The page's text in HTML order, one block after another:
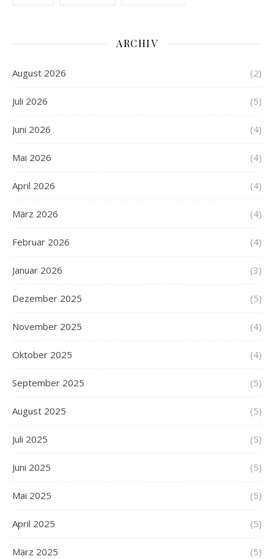
ARCHIV
August 2026 (2)
Juli 2026 (5)
Juni 2026 (4)
Mai 2026 (4)
April 2026 (4)
März 2026 (4)
Februar 2026 (4)
Januar 2026 (3)
Dezember 2025 (5)
November 2025 (4)
Oktober 2025 (4)
September 2025 (5)
August 2025 (5)
Juli 2025 (5)
Juni 2025 (5)
Mai 2025 (5)
April 2025 (5)
März 2025 (5)